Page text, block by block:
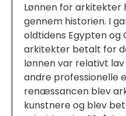
Lønnen for
gennem historien. I
oldtidens Egypten
arkitekter betalt for
lønnen var relativt
andre professionelle
renæssancen blev
kunstnere og blev